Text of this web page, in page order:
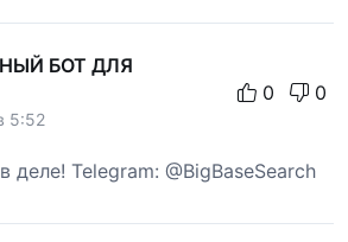
БОТ ДЛЯ
5:52
0 0
Telegram: @BigBaseSearch